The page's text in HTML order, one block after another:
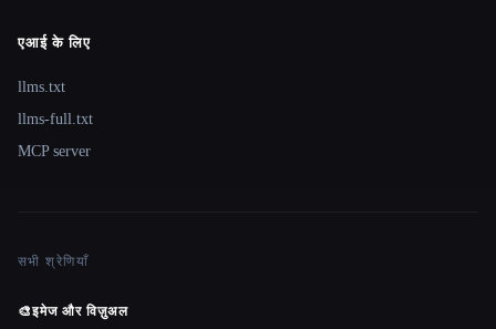
एआई के लिए
llms.txt
llms-full.txt
MCP server
सभी श्रेणियाँ
🎨इमेज और विज़ुअल